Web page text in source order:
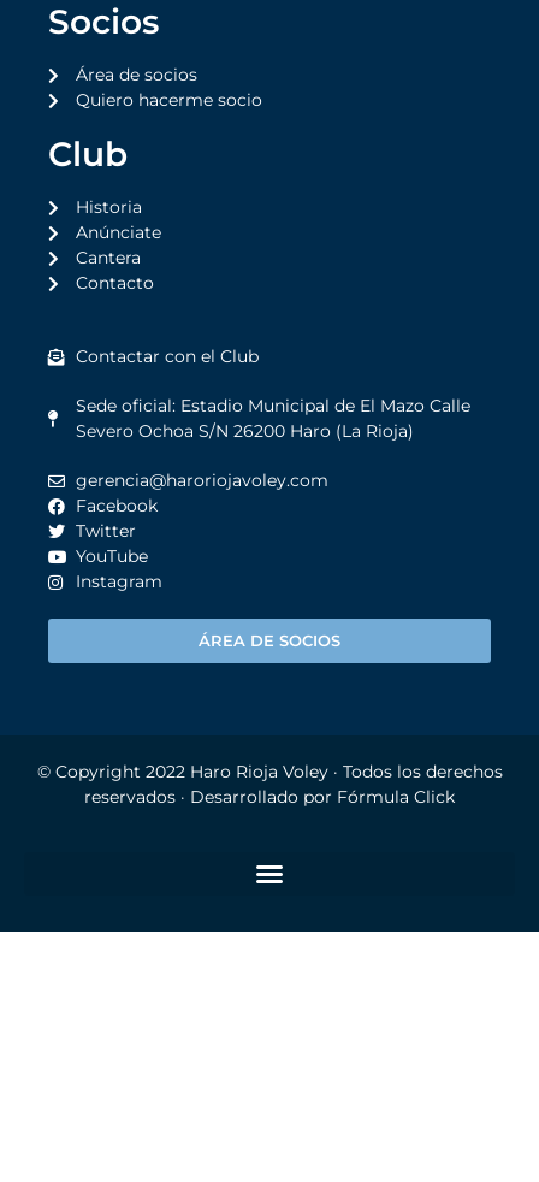
Socios
Área de socios
Quiero hacerme socio
Club
Historia
Anúnciate
Cantera
Contacto
Contactar con el Club
Sede oficial: Estadio Municipal de El Mazo Calle
Severo Ochoa S/N 26200 Haro (La Rioja)
gerencia@haroriojavoley.com
Facebook
Twitter
YouTube
Instagram
ÁREA DE SOCIOS
© Copyright 2022 Haro Rioja Voley· Todos los derechos
reservados · Desarrollado por Fórmula Click